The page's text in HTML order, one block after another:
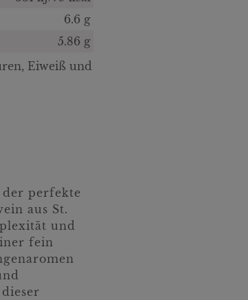
6.6 g
5.86 g
Eiweiß und
der perfekte
aus St.
und
fein